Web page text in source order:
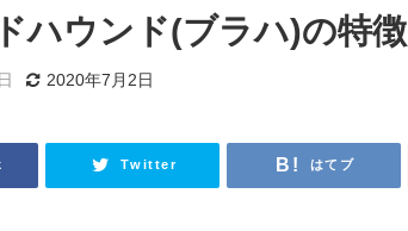
ハウンド(ブラハ)の特徴
2020年7月2日
Twitter はてブ